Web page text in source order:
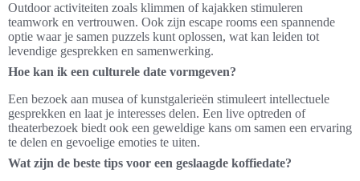
Outdoor activiteiten zoals klimmen of kajakken stimuleren
teamwork en vertrouwen. Ook zijn escape rooms een spannende
optie waar je samen puzzels kunt oplossen, wat kan leiden tot
levendige gesprekken en samenwerking.
Hoe kan ik een culturele date vormgeven?
Een bezoek aan musea of kunstgalerieën stimuleert intellectuele
gesprekken en laat je interesses delen. Een live optreden of
theaterbezoek biedt ook een geweldige kans om samen een ervaring
te delen en gevoelige emoties te uiten.
Wat zijn de beste tips voor een geslaagde koffiedate?